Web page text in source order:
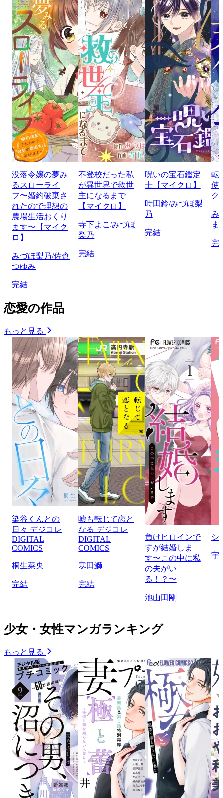
没落令嬢の夢み
るスローライ
フ〜婚約破棄さ
れたので理想の
農場生活おくり
ます〜【マイク
ロ】
みづほ梨乃/佐倉
つゆみ
完結
不登校だった私
が異世界で救世
主になるまで
【マイクロ】
寺下よこ/みづほ
梨乃
完結
呪いの宝石鑑定
士【マイクロ】
時田鈴/みづほ梨
乃
完結
転
使
ク
み
ま
完
恋愛の作品
もっと見る
染谷くんとの
日々 デジコレ
DIGITAL
COMICS
桐生菜央
完結
嘘も転じて恋と
なる デジコレ
DIGITAL
COMICS
寒田鰤
完結
負けヒロインで
すが結婚しま
す〜この中に私
の夫がい
る！？〜
池山田剛
シ
宇
少女・女性マンガランキング
もっと見る